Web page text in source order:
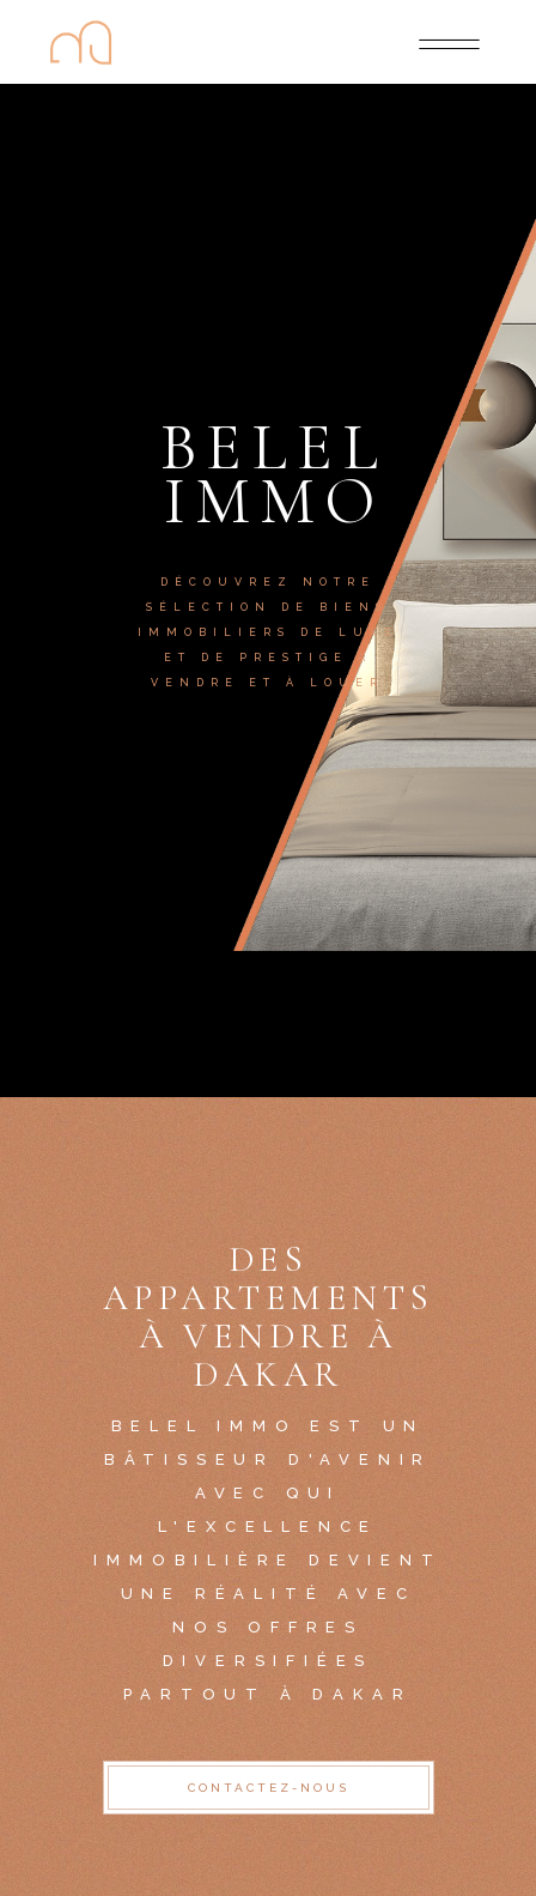
BELEL
IMMO
DÉCOUVREZ NOTRE
SÉLECTION DE BIENS
IMMOBILIERS DE LUXE
ET DE PRESTIGE À
VENDRE ET À LOUER
DES
APPARTEMENTS
À VENDRE À
DAKAR
BELEL IMMO EST UN
BÂTISSEUR D'AVENIR
AVEC QUI
L'EXCELLENCE
IMMOBILIÈRE DEVIENT
UNE RÉALITÉ AVEC
NOS OFFRES
DIVERSIFIÉES
PARTOUT À DAKAR
CONTACTEZ-NOUS